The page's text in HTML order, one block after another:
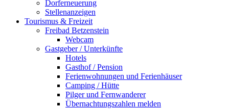
Dorferneuerung
Stellenanzeigen
Tourismus & Freizeit
Freibad Betzenstein
Webcam
Gastgeber / Unterkünfte
Hotels
Gasthof / Pension
Ferienwohnungen und Ferienhäuser
Camping / Hütte
Pilger und Fernwanderer
Übernachtungszahlen melden